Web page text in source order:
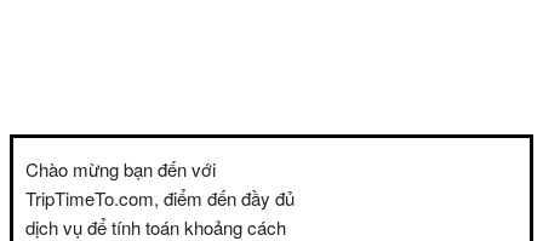
Chào mừng bạn đến với
TripTimeTo.com, điểm đến đầy đủ
dịch vụ để tính toán khoảng cách